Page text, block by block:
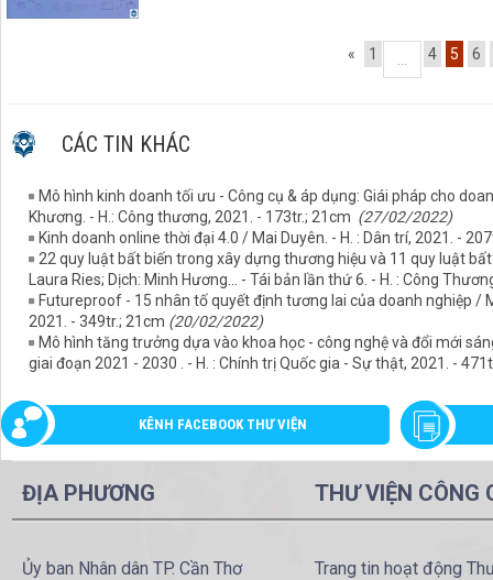
« 1 4 5 6
CÁC TIN KHÁC
Mô hình kinh doanh tối ưu - Công cụ & áp dụng: Giái pháp cho
Khương. - H.: Công thương, 2021. - 173tr.; 21cm (27/02/2022)
Kinh doanh online thời đại 4.0 / Mai Duyên. - H. : Dân trí, 2021. -
22 quy luật bất biến trong xây dựng thương hiệu và 11 quy luật
Laura Ries; Dịch: Minh Hương... - Tái bản lần thứ 6. - H. : Công
Futureproof - 15 nhân tố quyết định tương lai của doanh nghiệp /
2021. - 349tr.; 21cm (20/02/2022)
Mô hình tăng trưởng dựa vào khoa học - công nghệ và đổi mới
giai đoạn 2021 - 2030 . - H. : Chính trị Quốc gia - Sự thật, 2021. -
KÊNH FACEBOOK THƯ VIỆN
ĐỊA PHƯƠNG
Ủy ban Nhân dân TP. Cần Thơ
THƯ VIỆN CÔNG
Trang tin hoạt động